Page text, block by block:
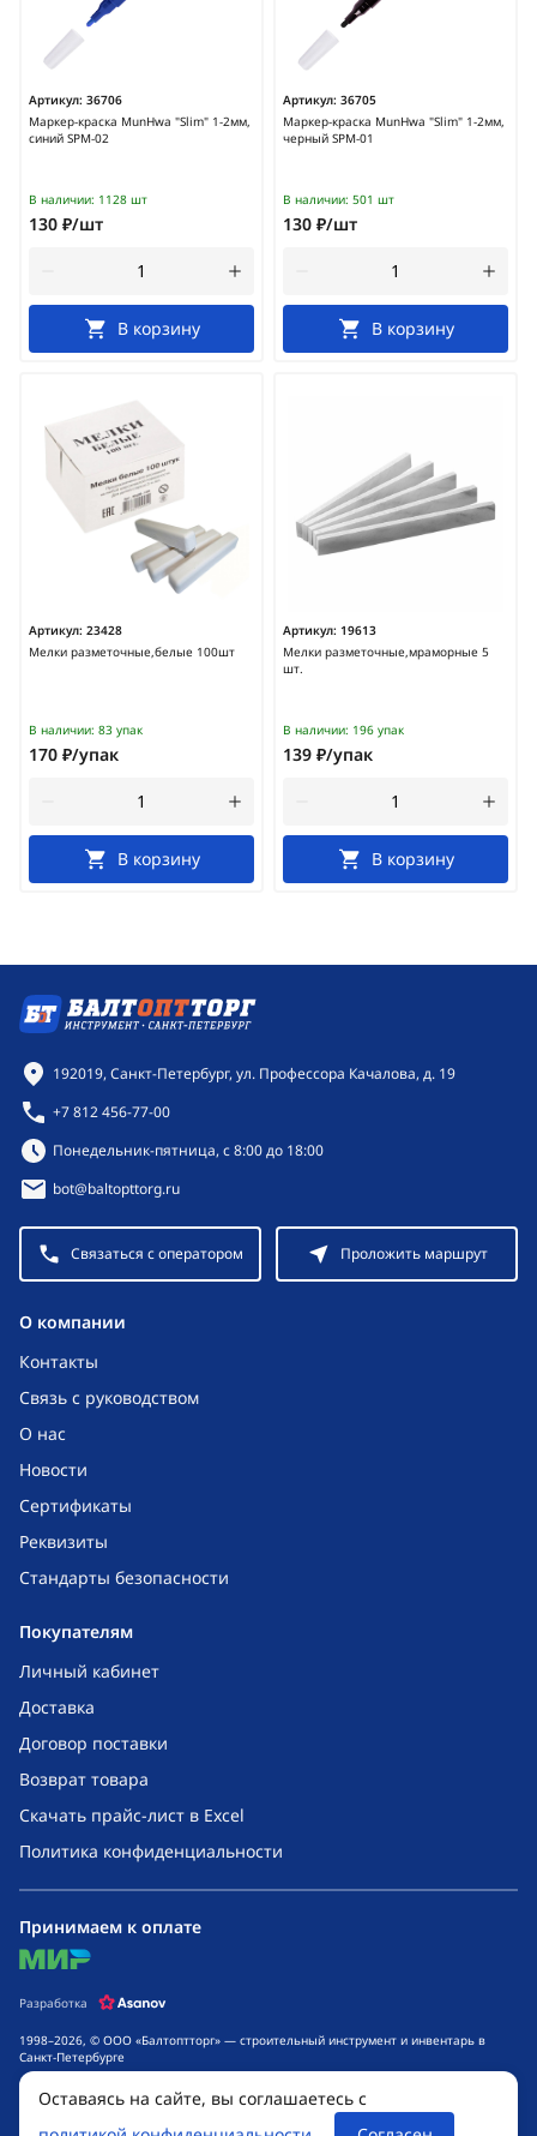
Артикул: 36706
Маркер-краска MunHwa "Slim" 1-2мм,
синий SPM-02
В наличии: 1128 шт
130 ₽/шт
В корзину
Артикул: 36705
Маркер-краска MunHwa "Slim" 1-2мм,
черный SPM-01
В наличии: 501 шт
130 ₽/шт
В корзину
Артикул: 23428
Мелки разметочные,белые 100шт
В наличии: 83 упак
170 ₽/упак
В корзину
Артикул: 19613
Мелки разметочные,мраморные 5
шт.
В наличии: 196 упак
139 ₽/упак
В корзину
O компании
Контакты
Связь с руководством
О нас
Новости
Сертификаты
Реквизиты
Стандарты безопасности
Покупателям
Личный кабинет
Доставка
Договор поставки
Возврат товара
Скачать прайс-лист в Excel
Политика конфиденциальности
Контактная информация
192019, Санкт-Петербург, ул. Профессора Качалова, д. 19
+7 812 456-77-00
Режим работы:
Понедельник-пятница, с 8:00 до 18:00
bot@baltopttorg.ru
Связаться с оператором Проложить маршрут
1998–2026, © ООО «Балтоптторг» — строительный инструмент и инвентарь в
Санкт-Петербурге
Обращаем ваше внимание на то, что данный интернет-сайт носит исключительно
информационный характер и ни при каких условиях не является публичной
офертой, определяемой положениями ч. 2 ст. 437 Гражданского кодекса
Российской Федерации. Для получения подробной информации о стоимости
Принимаем к оплате
mir
Разработка
Оставаясь на сайте, вы соглашаетесь с